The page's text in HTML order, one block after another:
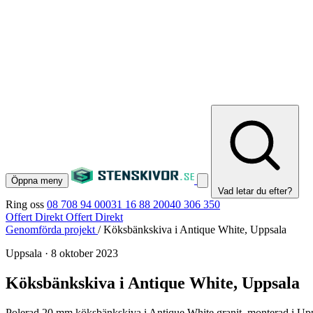
Öppna meny
Vad letar du efter?
Ring oss 08 708 94 00031 16 88 20040 306 350
Offert Direkt Offert Direkt
Genomförda projekt / Köksbänkskiva i Antique White, Uppsala
Uppsala · 8 oktober 2023
Köksbänkskiva i Antique White, Uppsala